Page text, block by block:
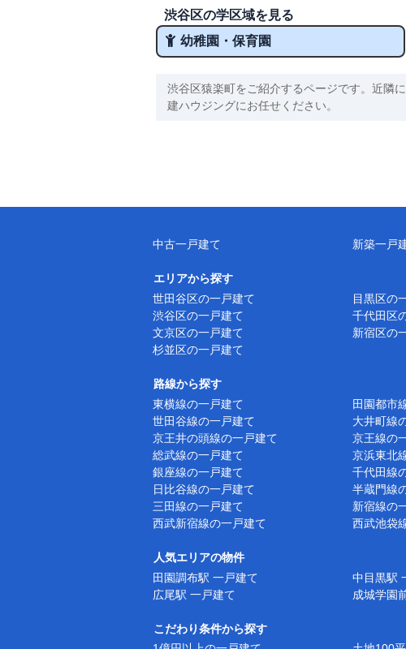
渋谷区の学区域を見る
幼稚園・保育園
渋谷区猿楽町をご紹介するページです。近隣
建ハウジングにお任せください。
中古一戸建て 新築一戸
エリアから探す
世田谷区の一戸建て
目黒区の
渋谷区の一戸建て
千代田区
文京区の一戸建て
新宿区の
杉並区の一戸建て
路線から探す
東横線の一戸建て
田園都市
世田谷線の一戸建て
大井町線
京王井の頭線の一戸建て
京王線の
総武線の一戸建て
京浜東北
銀座線の一戸建て
千代田線
日比谷線の一戸建て
半蔵門線
三田線の一戸建て
新宿線の
西武新宿線の一戸建て
西武池袋
人気エリアの物件
田園調布駅 一戸建て
中目黒駅
広尾駅 一戸建て
成城学園
こだわり条件から探す